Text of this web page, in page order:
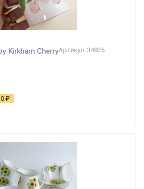
Kirkham CherryАртикул: 34825
₽